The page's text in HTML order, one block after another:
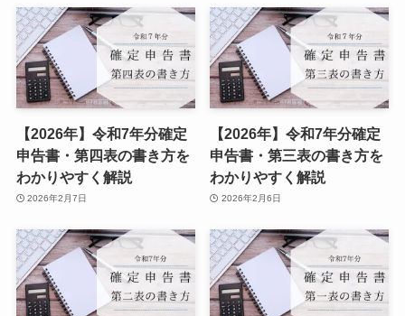
【2026年】令和7年分確定
申告書・第四表の書き方を
わかりやすく解説
2026年2月7日
【2026年】令和7年分確定
申告書・第三表の書き方を
わかりやすく解説
2026年2月6日